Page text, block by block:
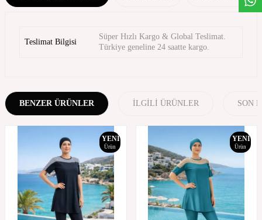
Teslimat Bilgisi
Süper Hızlı Kargo & Global Teslimat.
Türkiye geneline 24 saatte kargo.
BENZER ÜRÜNLER İLGILI ÜRÜNLER SON
YENI
Ürün
YENI
Ürün